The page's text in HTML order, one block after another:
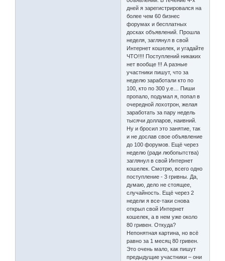
дней я зарегистрировался на
более чем 60 бизнес
форумах и бесплатных
досках объявлений. Прошла
неделя, заглянул в свой
Интернет кошелек, и угадайте
ЧТО!!!! Поступлений никаких
нет вообще !!! А разные
участники пишут, что за
неделю заработали кто по
100, кто по 300 у.е… Пиши
пропало, подумал я, попал в
очередной лохотрон, желая
заработать за пару недель
тысячи долларов, наивний.
Ну и бросил это занятие, так
и не дослав свое объявление
до 100 форумов. Ещё через
неделю (ради любопытства)
заглянул в свой Интернет
кошелек. Смотрю, всего одно
поступление - 3 гривны. Да,
думаю, дело не стоящее,
случайность. Ещё через 2
недели я все-таки снова
открыл свой Интернет
кошелек, а в нем уже около
80 гривен. Откуда?
Непонятная картина, но всё
равно за 1 месяц 80 гривен.
Это очень мало, как пишут
предыдущие участники – они